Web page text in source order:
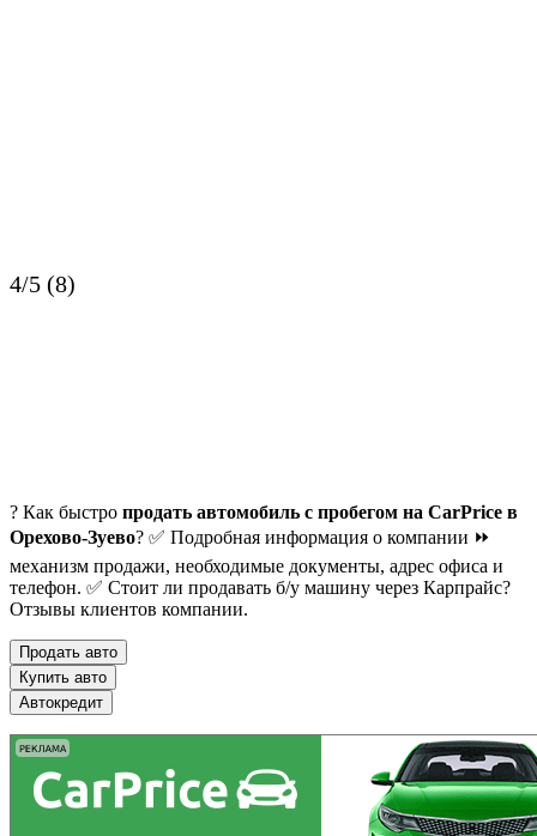
4/5 (8)
? Как быстро продать автомобиль с пробегом на CarPrice в
Орехово-Зуево? ✅ Подробная информация о компании ⏩
механизм продажи, необходимые документы, адрес офиса и
телефон. ✅ Стоит ли продавать б/у машину через Карпрайс?
Отзывы клиентов компании.
Продать авто
Купить авто
Автокредит